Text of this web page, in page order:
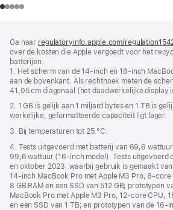
Ga naar regulatoryinfo.apple.com/
over de kosten die Apple vergoedt voor het
batterijen.
1. Het scherm van de 14‑inch en 16‑inch
aan de bovenkant. Als rechthoek meten de
41,05 cm diagonaal (het daadwerkelijke display
2. 1 GB is gelijk aan 1 miljard bytes en 1 TB is
werkelijke, geformatteerde capaciteit ligt lager.
3. Bij temperaturen tot 25 °C.
4. Tests uitgevoerd met batterij van 69,6
99,6 wattuur (16‑inch model). Tests uitgevoerd
en oktober 2023, waarbij gebruik is gemaakt
14‑inch MacBook Pro met Apple M3 Pro, 8‑core
8 GB RAM en een SSD van 512 GB; prototypen
MacBook Pro met Apple M3 Pro, 12‑core CPU,
en een SSD van 1 TB; en prototypen van de